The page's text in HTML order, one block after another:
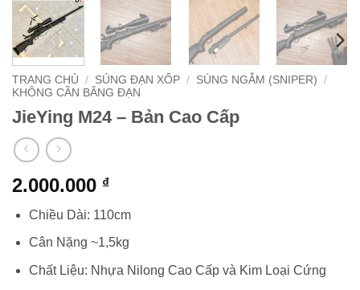
TRANG CHỦ / SÚNG ĐẠN XỐP / SÚNG NGẮM (SNIPER)
/
KHÔNG CẦN BĂNG ĐẠN
JieYing M24 – Bản Cao Cấp
2.000.000 ₫
Chiều Dài: 110cm
Cân Nặng ~1,5kg
Chất Liệu: Nhựa Nilong Cao Cấp và Kim Loại Cứng